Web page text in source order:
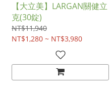
【大立美】LARGAN關健立
克(30錠)
NT$11,940
NT$1,280 ~ NT$3,980